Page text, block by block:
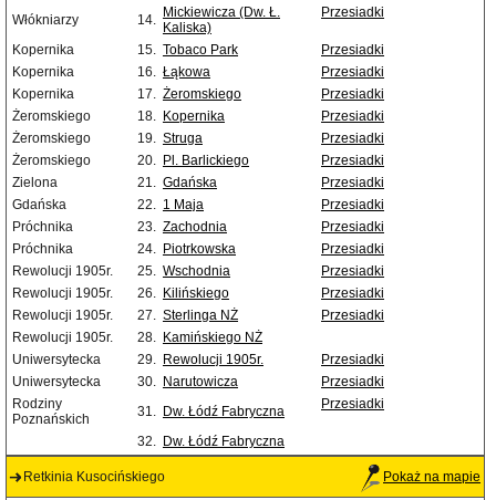
Włókniarzy
14. Mickiewicza (Dw. Ł.
Kaliska)
Przesiadki
Kopernika 15. Tobaco Park
Przesiadki
Kopernika
16. Łąkowa
Przesiadki
Kopernika
17. Żeromskiego
Przesiadki
Żeromskiego
18. Kopernika
Przesiadki
Żeromskiego
19. Struga
Przesiadki
Żeromskiego
20. Pl. Barlickiego
Przesiadki
Zielona
21. Gdańska
Przesiadki
Gdańska
22. 1 Maja
Przesiadki
Próchnika
23. Zachodnia
Przesiadki
Próchnika
24. Piotrkowska
Przesiadki
Rewolucji 1905r.
25. Wschodnia
Przesiadki
Rewolucji 1905r.
26. Kilińskiego
Przesiadki
Rewolucji 1905r.
27. Sterlinga NŻ
Przesiadki
Rewolucji 1905r.
28. Kamińskiego NŻ
Uniwersytecka
29. Rewolucji 1905r.
Przesiadki
Uniwersytecka
30. Narutowicza
Przesiadki
Rodziny
Poznańskich
31. Dw. Łódź Fabryczna Przesiadki
32. Dw. Łódź Fabryczna
Retkinia Kusocińskiego Pokaż na mapie